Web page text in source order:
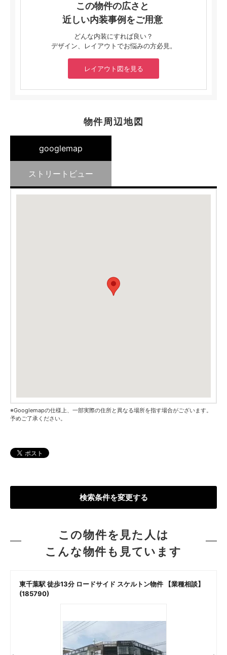
この物件の広さと
近しい内装事例をご用意
どんな内装にすれば良い？
デザイン、レイアウトでお悩みの方必見。
レイアウト図を見る
物件周辺地図
googlemap
ストリートビュー
※Googlemapの仕様上、一部実際の住所と異なる場所を指す場合がございます。
予めご了承ください。
検索条件を変更する
この物件を見た人は
こんな物件も見ています
東千葉駅 徒歩13分 ロードサイド スケルトン物件 【業種相談】
(185790)